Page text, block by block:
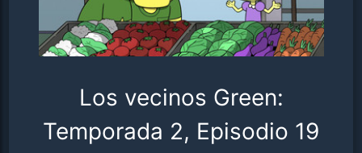
Los vecinos Green:
Temporada 2, Episodio 19